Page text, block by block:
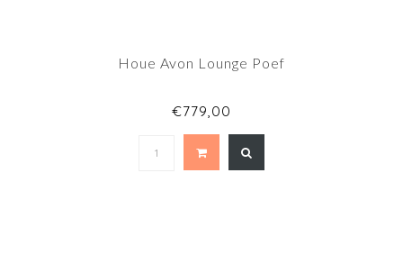
Houe Avon Lounge Poef
€779,00